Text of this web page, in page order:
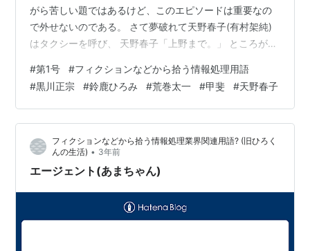
がら苦しい題ではあるけど、このエピソードは重要なの
で外せないのである。 さて夢破れて天野春子(有村架純)
はタクシーを呼び、 天野春子「上野まで。」 ところが運
だが、鈴鹿ひろみの代役を頼まれた時に春子をスタジオ
まで運んだ運転手だったのである。正宗はそのことをよ
く覚えていた。時は平成元年(1989年)である。その時の
話を黒川正宗(尾身としのり)はこうアキ(のん)に自宅で話
した。 黒川正宗「おっどろいたよー。同じお客さんを偶
然乗せ…
#第1号 #フィクションなどから拾う情報処理用語
#黒川正宗 #鈴鹿ひろみ #荒巻太一 #甲斐 #天野春子
フィクションなどから拾う情報処理業界関連用語? (旧ひろく
んの生活) • 3年前
エージェント(あまちゃん)